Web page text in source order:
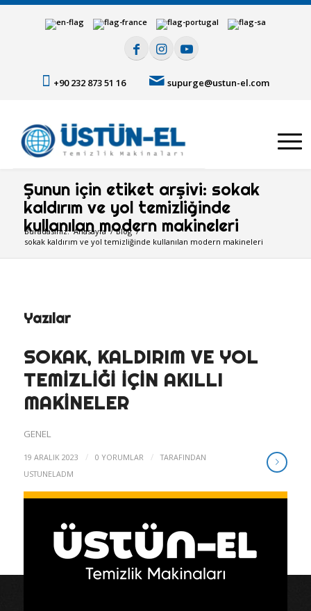
+90 232 873 51 16 supurge@ustun-el.com
Şunun için etiket arşivi: sokak
kaldırım ve yol temizliğinde
kullanılan modern makineleri
Buradasınız: Anasayfa / Blog /
sokak kaldırım ve yol temizliğinde kullanılan modern makineleri
Yazılar
SOKAK, KALDIRIM VE YOL
TEMIZLIĞI İÇIN AKILLI
MAKINELER
GENEL
19 ARALIK 2023 / 0 YORUMLAR /
TARAFINDAN
USTUNELADM